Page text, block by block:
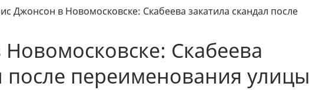
Джонсон в Новомосковске: Скабеева закатила скандал после
Скабеева
после переименования улицы